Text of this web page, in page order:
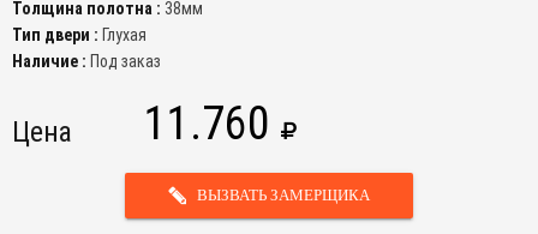
Толщина полотна : 38мм
Тип двери : Глухая
Наличие : Под заказ
Цена 11.760
ВЫЗВАТЬ ЗАМЕРЩИКА